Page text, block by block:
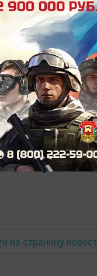
важным и
Татмедиа
Татарстана в
мессенджере
важным и
Телеграм
на страницу